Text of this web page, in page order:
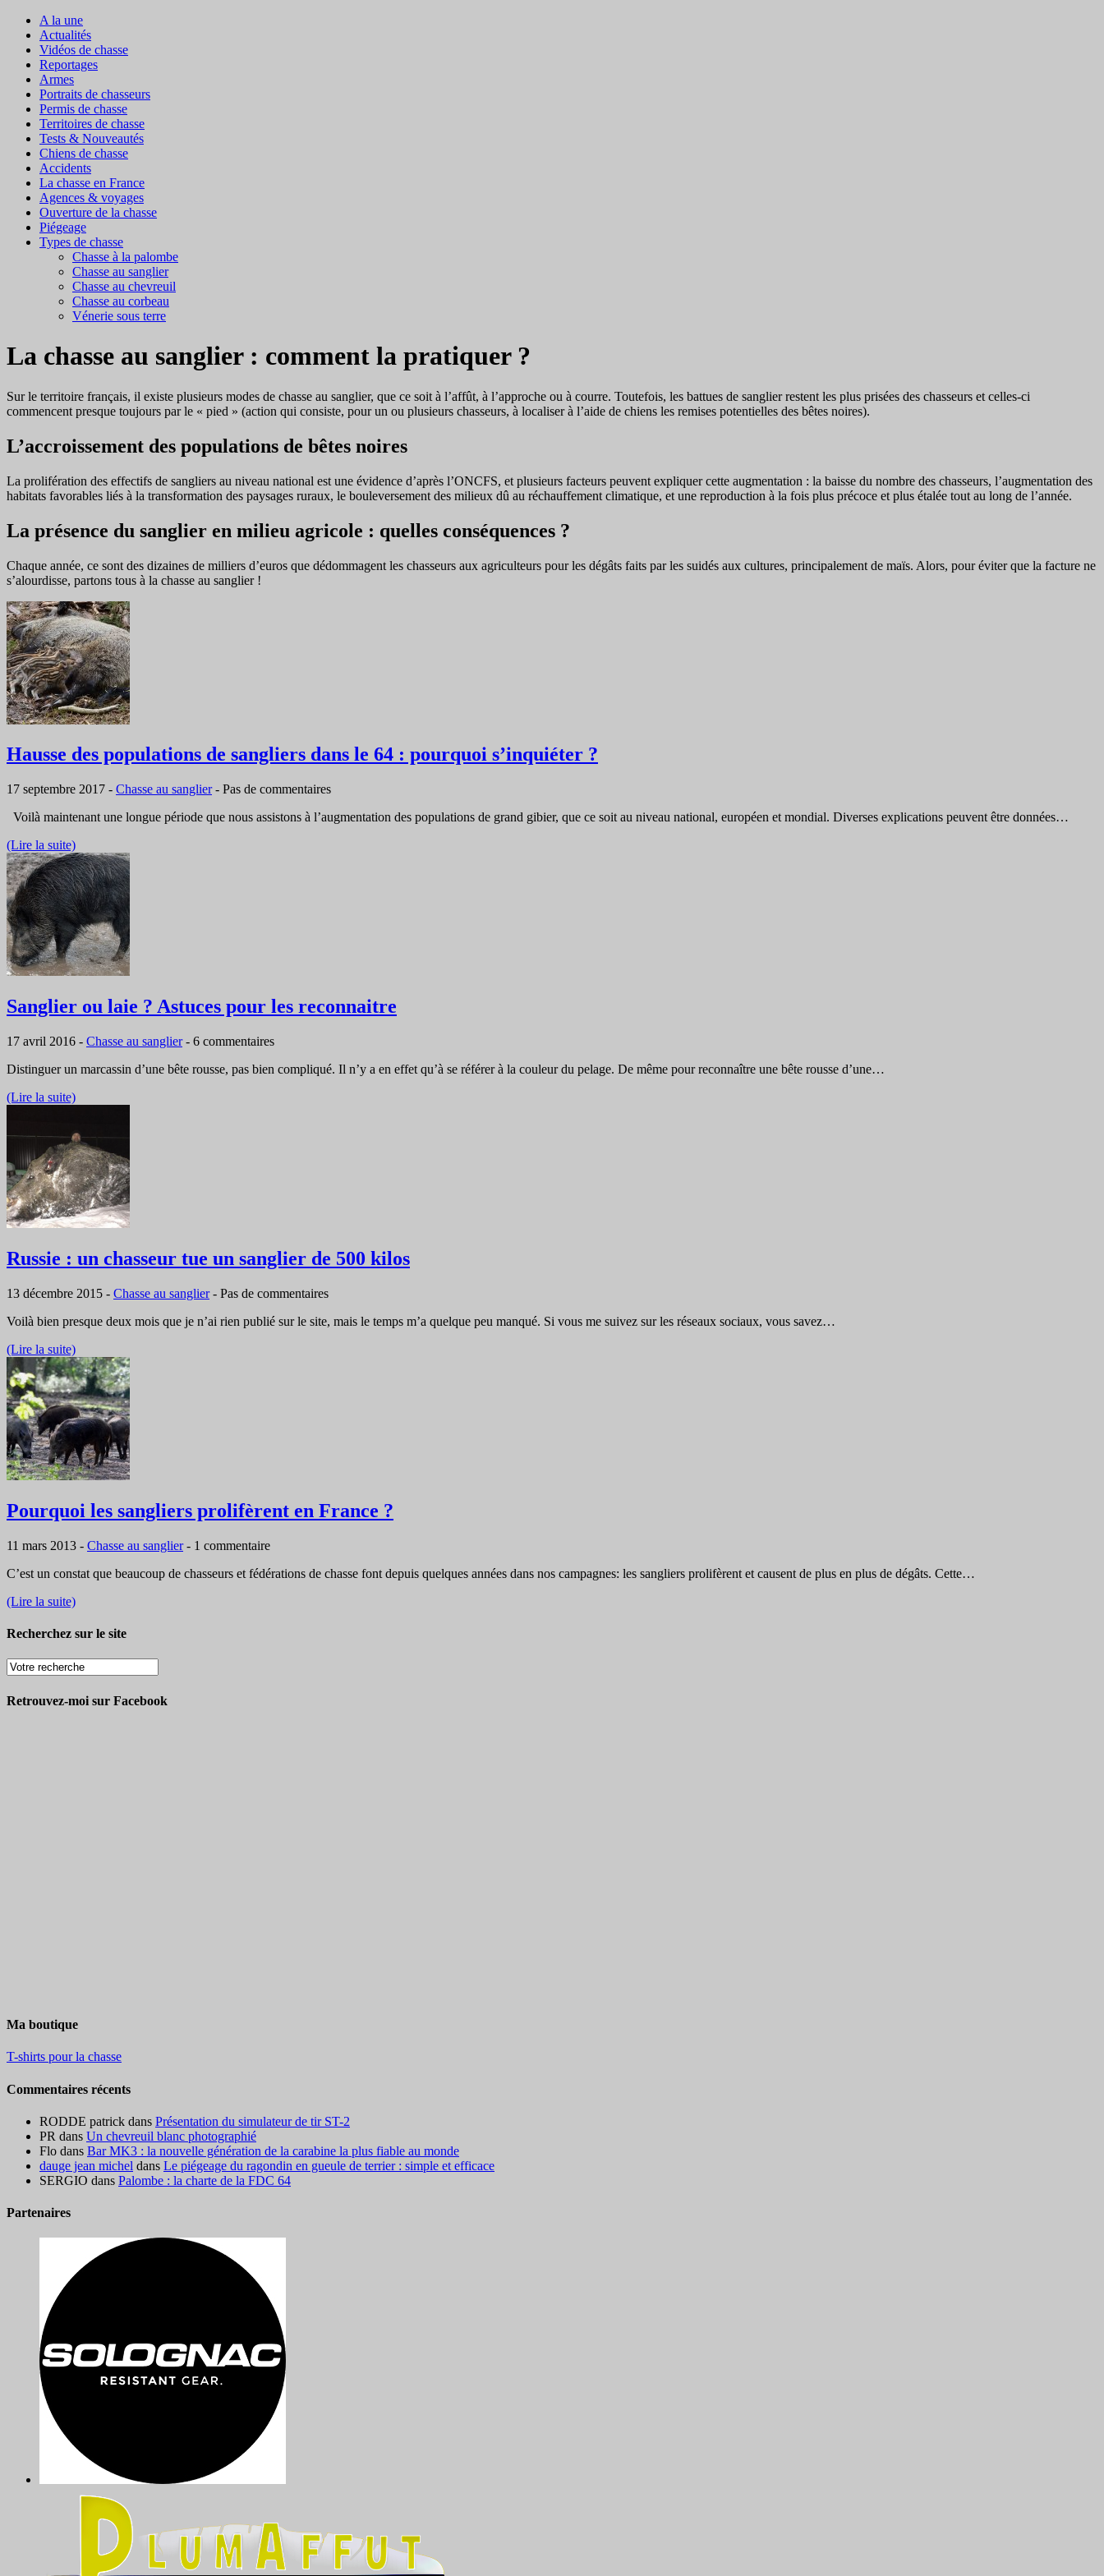
A la une
Actualités
Vidéos de chasse
Reportages
Armes
Portraits de chasseurs
Permis de chasse
Territoires de chasse
Tests & Nouveautés
Chiens de chasse
Accidents
La chasse en France
Agences & voyages
Ouverture de la chasse
Piégeage
Types de chasse
Chasse à la palombe
Chasse au sanglier
Chasse au chevreuil
Chasse au corbeau
Vénerie sous terre
La chasse au sanglier : comment la pratiquer ?
Sur le territoire français, il existe plusieurs modes de chasse au sanglier, que ce soit à l’affût, à l’approche ou à courre. Toutefois, les battues de sanglier restent les plus prisées des chasseurs et celles-ci
commencent presque toujours par le « pied » (action qui consiste, pour un ou plusieurs chasseurs, à localiser à l’aide de chiens les remises potentielles des bêtes noires).
L’accroissement des populations de bêtes noires
La prolifération des effectifs de sangliers au niveau national est une évidence d’après l’ONCFS, et plusieurs facteurs peuvent expliquer cette augmentation : la baisse du nombre des chasseurs, l’augmentation des
habitats favorables liés à la transformation des paysages ruraux, le bouleversement des milieux dû au réchauffement climatique, et une reproduction à la fois plus précoce et plus étalée tout au long de l’année.
La présence du sanglier en milieu agricole : quelles conséquences ?
Chaque année, ce sont des dizaines de milliers d’euros que dédommagent les chasseurs aux agriculteurs pour les dégâts faits par les suidés aux cultures, principalement de maïs. Alors, pour éviter que la facture ne
s’alourdisse, partons tous à la chasse au sanglier !
Hausse des populations de sangliers dans le 64 : pourquoi s’inquiéter ?
17 septembre 2017 - Chasse au sanglier - Pas de commentaires
Voilà maintenant une longue période que nous assistons à l’augmentation des populations de grand gibier, que ce soit au niveau national, européen et mondial. Diverses explications peuvent être données…
(Lire la suite)
Sanglier ou laie ? Astuces pour les reconnaitre
17 avril 2016 - Chasse au sanglier - 6 commentaires
Distinguer un marcassin d’une bête rousse, pas bien compliqué. Il n’y a en effet qu’à se référer à la couleur du pelage. De même pour reconnaître une bête rousse d’une…
(Lire la suite)
Russie : un chasseur tue un sanglier de 500 kilos
13 décembre 2015 - Chasse au sanglier - Pas de commentaires
Voilà bien presque deux mois que je n’ai rien publié sur le site, mais le temps m’a quelque peu manqué. Si vous me suivez sur les réseaux sociaux, vous savez…
(Lire la suite)
Pourquoi les sangliers prolifèrent en France ?
11 mars 2013 - Chasse au sanglier - 1 commentaire
C’est un constat que beaucoup de chasseurs et fédérations de chasse font depuis quelques années dans nos campagnes: les sangliers prolifèrent et causent de plus en plus de dégâts. Cette…
(Lire la suite)
Recherchez sur le site
Retrouvez-moi sur Facebook
Ma boutique
T-shirts pour la chasse
Commentaires récents
RODDE patrick dans Présentation du simulateur de tir ST-2
PR dans Un chevreuil blanc photographié
Flo dans Bar MK3 : la nouvelle génération de la carabine la plus fiable au monde
dauge jean michel dans Le piégeage du ragondin en gueule de terrier : simple et efficace
SERGIO dans Palombe : la charte de la FDC 64
Partenaires